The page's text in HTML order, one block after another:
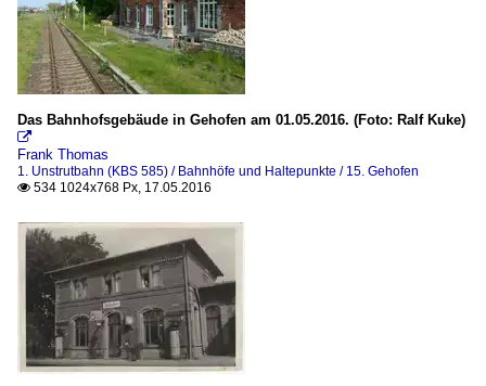
Das Bahnhofsgebäude in Gehofen am 01.05.2016. (Foto: Ralf Kuke)

Frank Thomas
1. Unstrutbahn (KBS 585) / Bahnhöfe und Haltepunkte / 15. Gehofen
 534 1024x768 Px, 17.05.2016